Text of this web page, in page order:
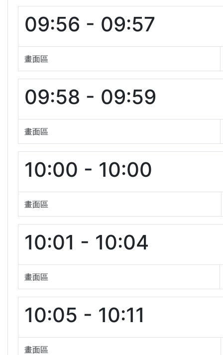
09:56 - 09:57
畫面區
09:58 - 09:59
畫面區
10:00 - 10:00
畫面區
10:01 - 10:04
畫面區
10:05 - 10:11
畫面區